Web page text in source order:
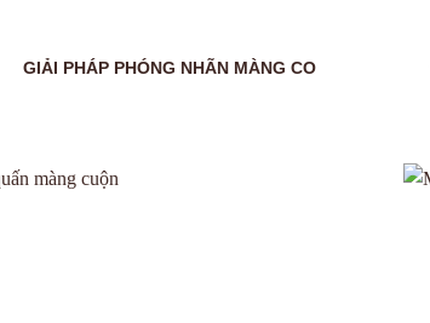
GIẢI PHÁP PHÓNG NHÃN MÀNG CO